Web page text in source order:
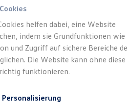
Leasing
Leasing
Leasing
Leasing
Anzahlung
auf dieser Seite ist die Gottfried
helfen dabei, eine Website
indem sie Grundfunktionen wie
und Zugriff auf sichere Bereiche
Die Website kann ohne diese
funktionieren.